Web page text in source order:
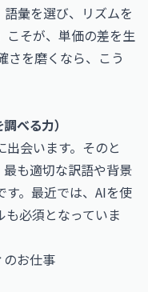
彙を選び、リズムを
こそが、単価の差を生
さを磨くなら、こう
べる力）
会います。そのと
も適切な訳語や背景
。最近では、AIを使
必須となっていま
のお仕事